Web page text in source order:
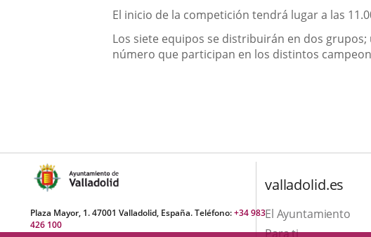
El inicio de la competición tendrá lugar a las
Los siete equipos se distribuirán en dos
número que participan en los distintos
Plaza Mayor, 1. 47001 Valladolid, España. Teléfono:+34 983
426 100
valladolid.es
El Ayuntamiento
Para ti